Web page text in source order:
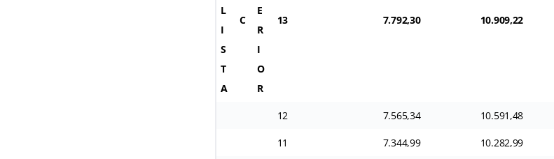
L
I
S
T
A
C
E
R
I
O
R
13 7.792,30 10.909,22
12 7.565,34 10.591,48
11 7.344,99 10.282,99